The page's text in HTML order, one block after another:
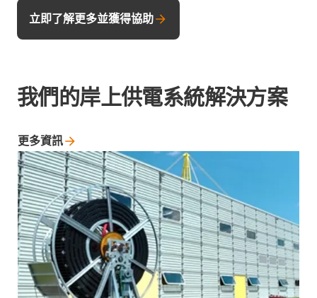
立即了解更多並獲得協助
我們的岸上供電系統解決方案
更多資訊